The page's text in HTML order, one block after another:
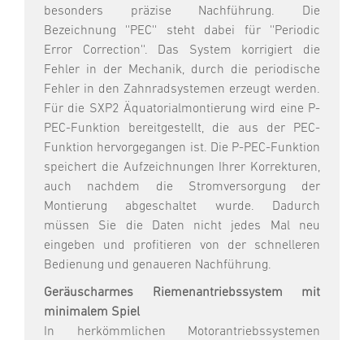
besonders präzise Nachführung. Die
Bezeichnung ''PEC'' steht dabei für ''Periodic
Error Correction''. Das System korrigiert die
Fehler in der Mechanik, durch die periodische
Fehler in den Zahnradsystemen erzeugt werden.
Für die SXP2 Äquatorialmontierung wird eine P-
PEC-Funktion bereitgestellt, die aus der PEC-
Funktion hervorgegangen ist. Die P-PEC-Funktion
speichert die Aufzeichnungen Ihrer Korrekturen,
auch nachdem die Stromversorgung der
Montierung abgeschaltet wurde. Dadurch
müssen Sie die Daten nicht jedes Mal neu
eingeben und profitieren von der schnelleren
Bedienung und genaueren Nachführung.
Geräuscharmes Riemenantriebssystem mit
minimalem Spiel
In herkömmlichen Motorantriebssystemen